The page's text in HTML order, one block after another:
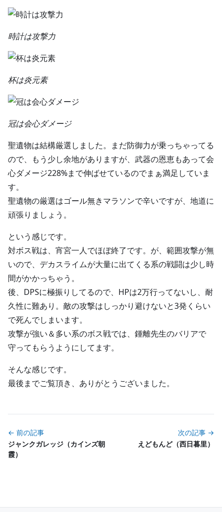
時計は攻撃力
杯は炎元素
冠は会心ダメージ
聖遺物は結構厳選しました。まだ防御力が乗っちゃってる
ので、もう少し余地がありますが、武器の恩恵もあって会
心ダメージ228%まで伸ばせているのでまぁ満足していま
す。
聖遺物の厳選はゴール無きマラソンで辛いですが、地道に
頑張りましょう。
という感じです。
対ボス戦は、宵宮一人でほぼ終了です。が、範囲攻撃が無
いので、デカスライムが大量に出てくる系の戦闘は少し時
間がかかっちゃう。
後、DPSに極振りしてるので、HPは2万行ってないし、耐
久性に難あり。敵の攻撃はしっかり避けないと3発くらい
で死んでしまいます。
攻撃が強い＆多い系のボス戦では、鍾離先生のバリアで
守ってもらうようにしてます。
そんな感じです。
最後までご覧頂き、ありがとうございました。
← 前の記事
ジャンクガレッジ（カインズ朝
霞）
次の記事 →
えどもんど（西日暮里）